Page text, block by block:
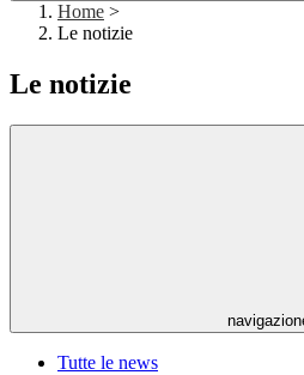
Home >
Le notizie
Le notizie
Tutte le news